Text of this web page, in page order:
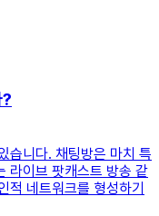
습니다. 채팅방은 마치 특
라이브 팟캐스트 방송 같
적 네트워크를 형성하기